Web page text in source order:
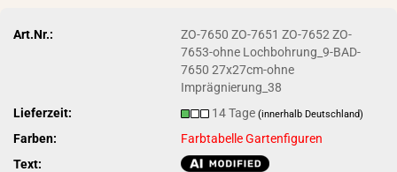
Art.Nr.:
ZO-7650 ZO-7651 ZO-7652 ZO-
7653-ohne Lochbohrung_9-BAD-
7650 27x27cm-ohne
Imprägnierung_38
Lieferzeit:
14 Tage(innerhalb Deutschland)
Farben:
Farbtabelle Gartenfiguren
Text: